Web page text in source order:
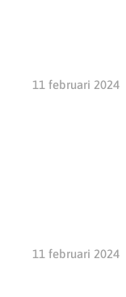
11 februari 2024
11 februari 2024